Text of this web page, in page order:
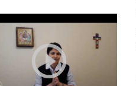
play_circle_outline